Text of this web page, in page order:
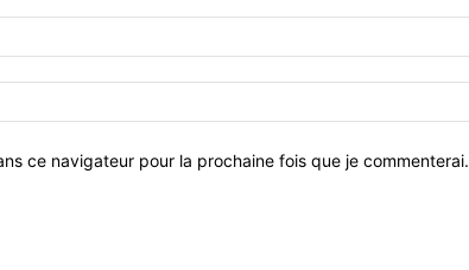
ce navigateur pour la prochaine fois que je commenterai.